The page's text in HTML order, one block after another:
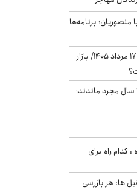
برنامه‌ها
پیش‌بینی بورس فردا شنبه ۱۷ مرداد ۱۴۰۵/ بازار
چند میلیون ایرانی بالای ۴۵ سال مجرد ماندند؛
کدام راه برای
ها: هر بازرسی